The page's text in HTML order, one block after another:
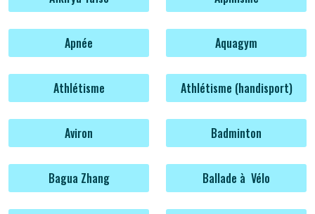
Apnée Aquagym
Athlétisme Athlétisme (handisport)
Aviron Badminton
Bagua Zhang Ballade à Vélo